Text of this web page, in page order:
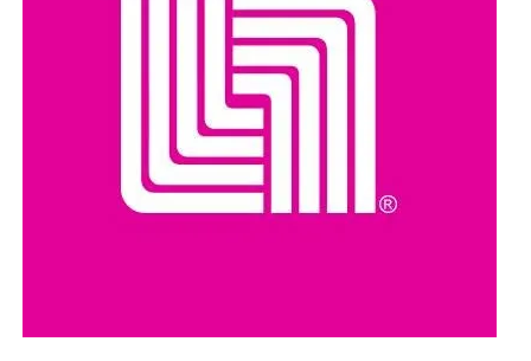
compromiso de impulsar acciones y programas que
promuevan el acceso a la cultura y el desarrollo de las
comunidades en todo el estado.